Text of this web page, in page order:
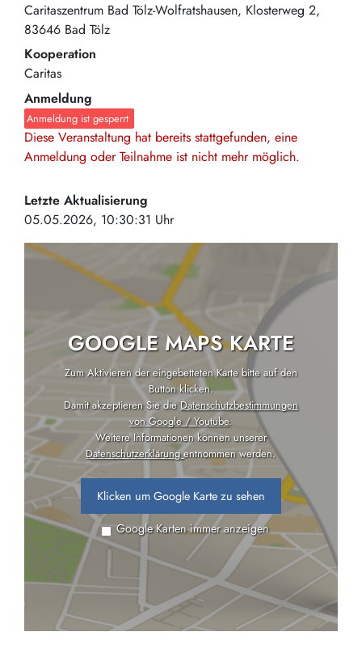
Caritaszentrum Bad Tölz-Wolfratshausen Klosterweg 2
83646 Bad Tölz
Kooperation
Caritas
Anmeldung
Anmeldung ist gesperrt
Diese Veranstaltung hat bereits stattgefunden, eine
Anmeldung oder Teilnahme ist nicht mehr möglich.
Letzte Aktualisierung
05.05.2026, 10:30:31 Uhr
GOOGLE MAPS KARTE
Zum Aktivieren der eingebetteten Karte bitte auf den
Button klicken.
Damit akzeptieren Sie dieDatenschutzbestimmungen
von Google / Youtube.
Weitere Informationen können unserer
Datenschutzerklärungentnommen werden.
Klicken um Google Karte zu sehen
Google Karten immer anzeigen